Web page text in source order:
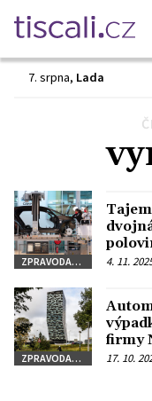
7. srpna, Lada
ZPRAVODAJSTVÍ 4. 11.
ZPRAVODAJSTVÍ
firmy
17. 10.